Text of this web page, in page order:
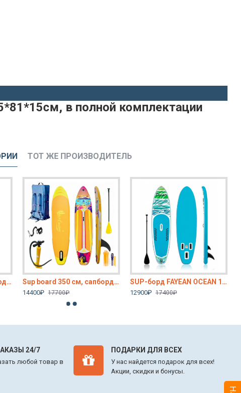
в полной комплектации
ТОТ ЖЕ ПРОИЗВОДИТЕЛЬ
Sup board 350 см, сапборд надувной двухслойный, Сап борд, sup доска с веслом, c рюкзаком, с лишем, полный комплект Sup board 350 см, сапборд надувной двухслойный, Сап борд, sup доска с веслом, c рюкзаком, с лишем, полный комплект
14400₽ 17700₽
SUP-борд FAYEAN OCEAN 10.6, двухслойный, цвет голубой, белый
12900₽ 17400₽
24/7
любой товар в
ПОДАРКИ ДЛЯ ВСЕХ
У нас найдется подарок для всех!
Акции, скидки и бонусы.